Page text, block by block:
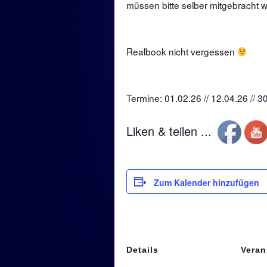
müssen bitte selber mitgebracht
Realbook nicht vergessen
Termine: 01.02.26 // 12.04.26 //
Liken & teilen ...
Zum Kalender hinzufügen
Details